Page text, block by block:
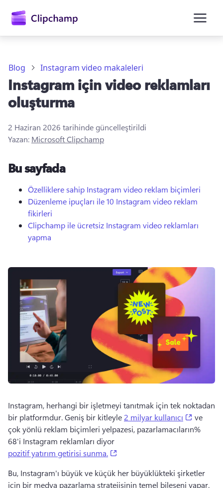
Ücretsiz deneyin
Blog Instagram video makaleleri
Instagram için video reklamları
oluşturma
2 Haziran 2026 tarihinde güncelleştirildi
Yazan: Microsoft Clipchamp
Bu sayfada
Özelliklere sahip Instagram video reklam biçimleri
Düzenleme ipuçları ile 10 Instagram video reklam
fikirleri
Clipchamp ile ücretsiz Instagram video reklamları
yapma
Instagram, herhangi bir işletmeyi tanıtmak için tek noktadan
bir platformdur. Geniş bir kitleyle 2 milyar kullanıcı (opens
ve
çok yönlü reklam biçimleri yelpazesi, pazarlamacıların%
68'i Instagram reklamları diyor
pozitif yatırım getirisi sunma.
Bu, Instagram'ı büyük ve küçük her büyüklükteki şirketler